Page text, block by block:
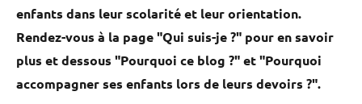
enfants dans leur scolarité et leur orientation.
Rendez-vous à la page "Qui suis-je ?" pour en savoir
plus et dessous "Pourquoi ce blog ?" et "Pourquoi
accompagner ses enfants lors de leurs devoirs ?".